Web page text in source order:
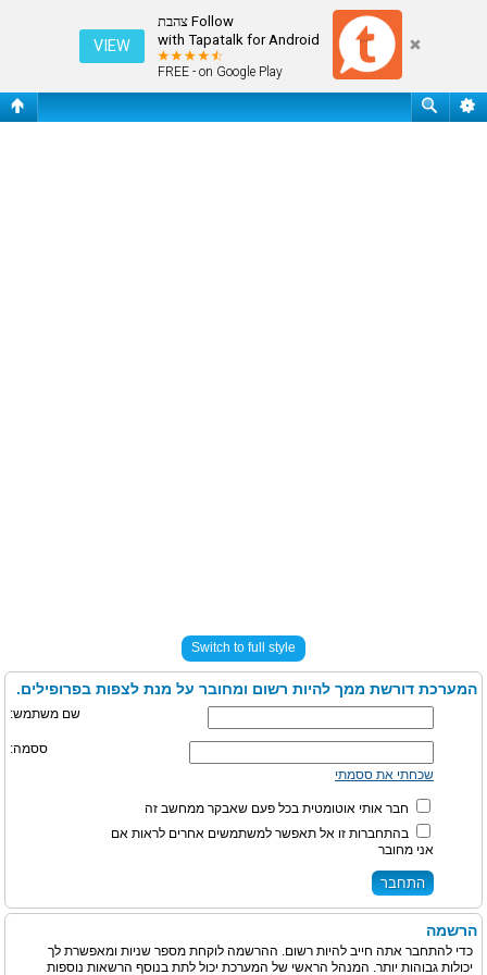
Follow צהבת
with Tapatalk for Android
FREE - on Google Play
VIEW
התחבר
Switch to full style
המערכת דורשת ממך להיות רשום ומחובר על מנת לצפות בפרופילים.
שם משתמש:
ססמה:
שכחתי את ססמתי
חבר אותי אוטומטית בכל פעם שאבקר ממחשב זה
בהתחברות זו אל תאפשר למשתמשים אחרים לראות אם
אני מחובר
הרשמה
כדי להתחבר אתה חייב להיות רשום. ההרשמה לוקחת מספר שניות ומאפשרת לך
יכולות גבוהות יותר. המנהל הראשי של המערכת יכול לתת בנוסף הרשאות נוספות